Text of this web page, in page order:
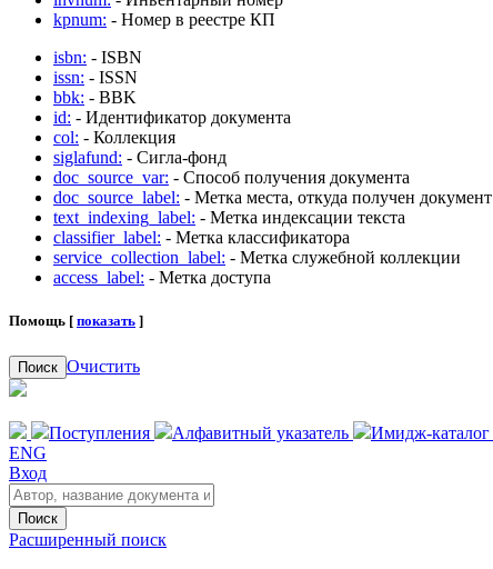
kpnum: - Номер в реестре КП
isbn: - ISBN
issn: - ISSN
bbk: - BBK
id: - Идентификатор документа
col: - Коллекция
siglafund: - Сигла-фонд
doc_source_var: - Способ получения документа
doc_source_label: - Метка места, откуда получен документ
text_indexing_label: - Метка индексации текста
classifier_label: - Метка классификатора
service_collection_label: - Метка служебной коллекции
access_label: - Метка доступа
Помощь [ показать ]
Поиск Очистить
Поступления Алфавитный указатель Имидж-каталог
ENG
Вход
Поиск
Расширенный поиск